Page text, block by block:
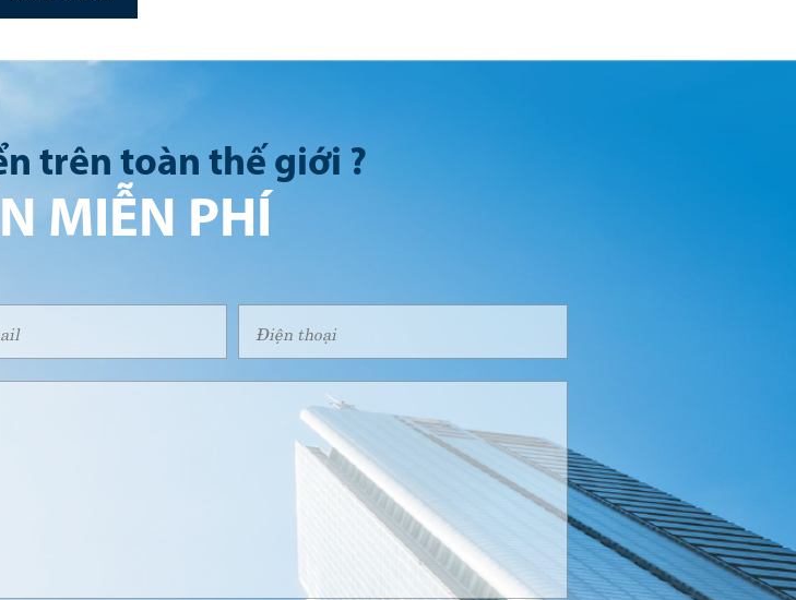
trên toàn thế giới ?
MIỄN PHÍ